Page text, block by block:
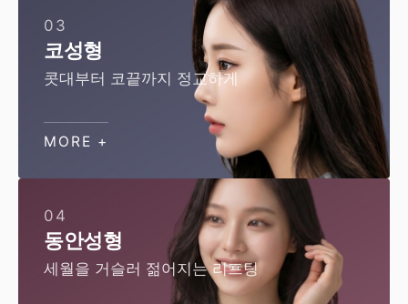
03
코성형
콧대부터 코끝까지 정교하게
MORE +
04
동안성형
세월을 거슬러 젊어지는 리프팅